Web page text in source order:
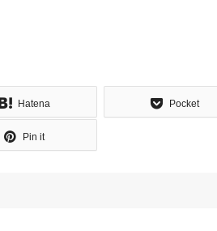
Hatena Pocket
Pin it